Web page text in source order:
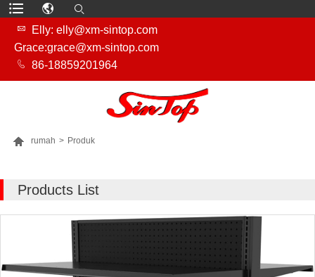

Elly: elly@xm-sintop.com
Grace:grace@xm-sintop.com
 86-18859201964
 rumah > Produk
Products List